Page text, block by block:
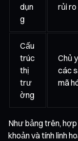
dụn
g
rủi ro
Cấu
trúc
thị
trư
ờng
Chủ
các
mã
Như bảng trên,
khoản và tính linh